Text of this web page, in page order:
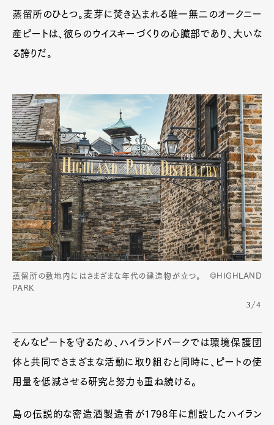
蒸留所のひとつ。麦芽に焚き込まれる唯一無二のオークニー
産ピートは、彼らのウイスキーづくりの心臓部であり、大いな
る誇りだ。
蒸留所の敷地内にはさまざまな年代の建造物が立つ。 ©HIGHLAND
PARK
3/4
そんなピートを守るため、ハイランドパークでは環境保護団
体と共同でさまざまな活動に取り組むと同時に、ピートの使
用量を低減させる研究と努力も重ね続ける。
島の伝説的な密造酒製造者が1798年に創設したハイラン